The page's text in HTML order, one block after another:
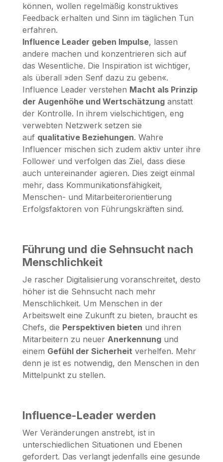
können, wollen regelmäßig konstruktives
Feedback erhalten und Sinn im täglichen Tun
erfahren.
Influence Leader geben Impulse, lassen
andere machen und konzentrieren sich auf
das Wesentliche. Die Inspiration ist wichtiger,
als überall »den Senf dazu zu geben«.
Influence Leader verstehen Macht als Prinzip
der Augenhöhe und Wertschätzunganstatt
der Kontrolle. In ihrem vielschichtigen, eng
verwebten Netzwerk setzen sie
auf qualitative Beziehungen. Wahre
Influencer mischen sich zudem aktiv unter ihre
Follower und verfolgen das Ziel, dass diese
auch untereinander agieren. Dies zeigt einmal
mehr, dass Kommunikationsfähigkeit,
Menschen- und Mitarbeiterorientierung
Erfolgsfaktoren von Führungskräften sind.
Führung und die Sehnsucht nach
Menschlichkeit
Je rascher Digitalisierung voranschreitet, desto
höher ist die Sehnsucht nach mehr
Menschlichkeit. Um Menschen in der
Arbeitswelt eine Zukunft zu bieten, braucht es
Chefs, die Perspektiven bieten und ihren
Mitarbeitern zu neuer Anerkennungund
einem Gefühl der Sicherheit verhelfen. Mehr
denn je ist es notwendig, den Menschen in den
Mittelpunkt zu stellen.
Influence-Leader werden
Wer Veränderungen anstrebt, ist in
unterschiedlichen Situationen und Ebenen
gefordert. Das verlangt jedenfalls eine gesunde